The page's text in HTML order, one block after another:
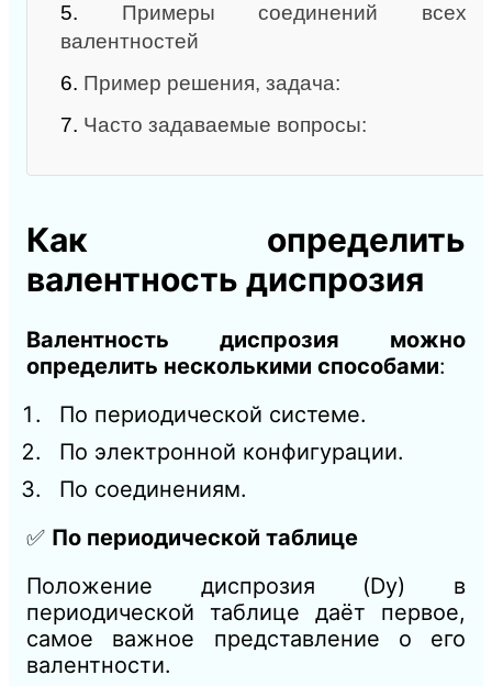
5. Примеры соединений всех
валентностей
6. Пример решения, задача:
7. Часто задаваемые вопросы:
Как определить
валентность диспрозия
Валентность диспрозия можно
определить несколькими способами:
По периодической системе.
По электронной конфигурации.
По соединениям.
✅ По периодической таблице
Положение диспрозия (Dy) в
периодической таблице даёт первое,
самое важное представление о его
валентности.